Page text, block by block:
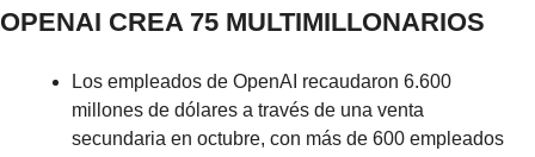
OPENAI CREA 75 MULTIMILLONARIOS
Los empleados de OpenAI recaudaron 6.600
millones de dólares a través de una venta
secundaria en octubre, con más de 600 empleados